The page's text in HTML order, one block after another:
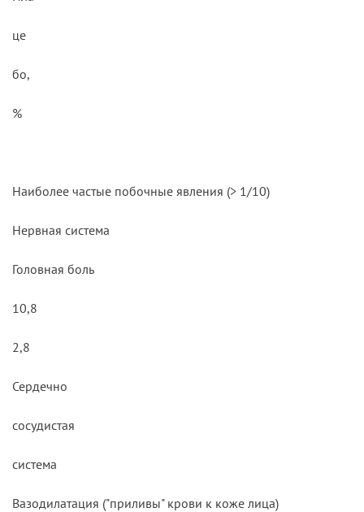
це
бо,
%
Наиболее частые побочные явления (> 1/10)
Нервная система
Головная боль
10,8
2,8
Сердечно­
сосудистая
система
Вазодилатация ("приливы" крови к коже лица)